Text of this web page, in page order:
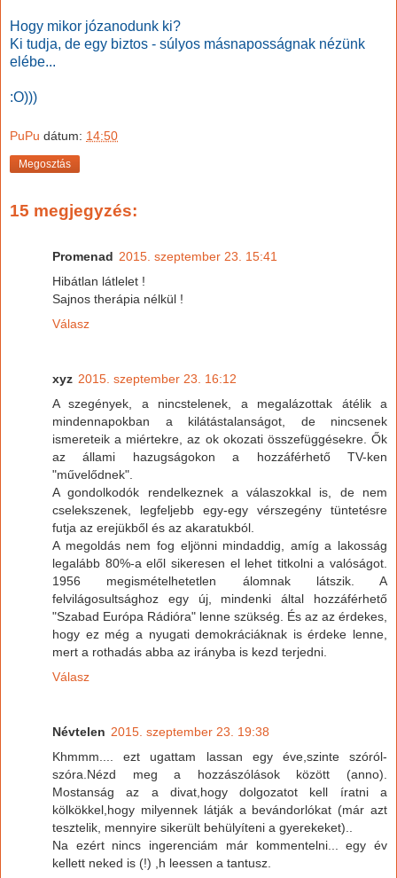
Hogy mikor józanodunk ki?
Ki tudja, de egy biztos - súlyos másnaposságnak nézünk
elébe...
:O)))
PuPu dátum: 14:50
Megosztás
15 megjegyzés:
Promenad 2015. szeptember 23. 15:41
Hibátlan látlelet !
Sajnos therápia nélkül !
Válasz
xyz 2015. szeptember 23. 16:12
A szegények, a nincstelenek, a megalázottak átélik a
mindennapokban a kilátástalanságot, de nincsenek
ismereteik a miértekre, az ok okozati összefüggésekre. Ők
az állami hazugságokon a hozzáférhető TV-ken
"művelődnek".
A gondolkodók rendelkeznek a válaszokkal is, de nem
cselekszenek, legfeljebb egy-egy vérszegény tüntetésre
futja az erejükből és az akaratukból.
A megoldás nem fog eljönni mindaddig, amíg a lakosság
legalább 80%-a elől sikeresen el lehet titkolni a valóságot.
1956 megismételhetetlen álomnak látszik. A
felvilágosultsághoz egy új, mindenki által hozzáférhető
"Szabad Európa Rádióra" lenne szükség. És az az érdekes,
hogy ez még a nyugati demokráciáknak is érdeke lenne,
mert a rothadás abba az irányba is kezd terjedni.
Válasz
Névtelen 2015. szeptember 23. 19:38
Khmmm.... ezt ugattam lassan egy éve,szinte szóról-
szóra.Nézd meg a hozzászólások között (anno).
Mostanság az a divat,hogy dolgozatot kell íratni a
kölkökkel,hogy milyennek látják a bevándorlókat (már azt
tesztelik, mennyire sikerült behülyíteni a gyerekeket)..
Na ezért nincs ingerenciám már kommentelni... egy év
kellett neked is (!) ,h leessen a tantusz.